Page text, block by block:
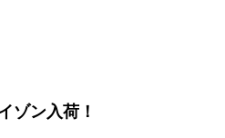
ゾン入荷！